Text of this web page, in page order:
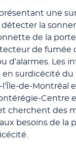
une
la
de la
de fumée
d’alarmes. Les
surdicécité du
de-Montréal
Centre
cherchent des
besoins de la